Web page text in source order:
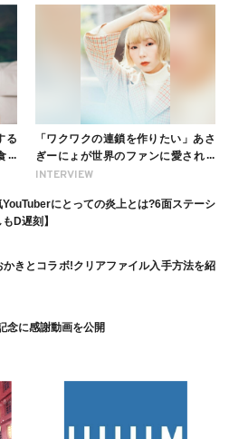
る
べ
INTERVIEW
「ワクワクの連鎖を作りたい」あさ
ぎーにょが世界のファンに愛される
理由【インタビュー】
YouTuberにとっての炎上とは?6面ステーシ
D遅刻】
かきとコラボ!クリアファイル入手方法を紹
念に感謝動画を公開